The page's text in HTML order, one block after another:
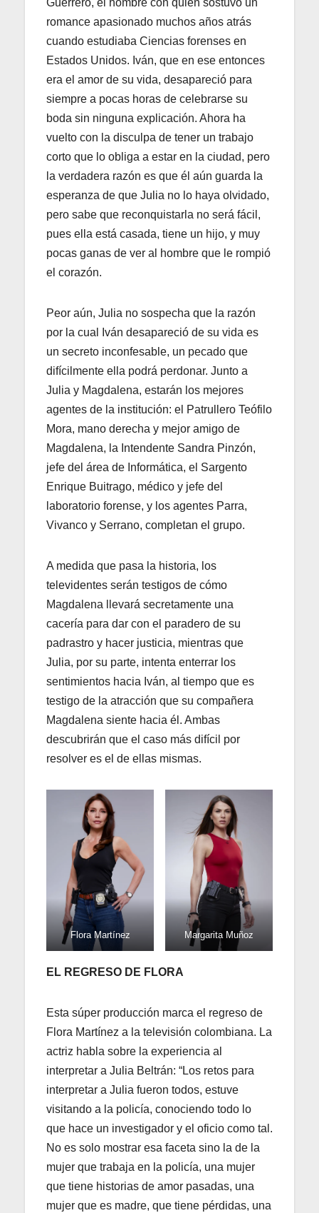
romance apasionado muchos años atrás
cuando estudiaba Ciencias forenses en
Estados Unidos. Iván, que en ese entonces
era el amor de su vida, desapareció para
siempre a pocas horas de celebrarse su
boda sin ninguna explicación. Ahora ha
vuelto con la disculpa de tener un trabajo
corto que lo obliga a estar en la ciudad, pero
la verdadera razón es que él aún guarda la
esperanza de que Julia no lo haya olvidado,
pero sabe que reconquistarla no será fácil,
pues ella está casada, tiene un hijo, y muy
pocas ganas de ver al hombre que le rompió
el corazón.
Peor aún, Julia no sospecha que la razón
por la cual Iván desapareció de su vida es
un secreto inconfesable, un pecado que
difícilmente ella podrá perdonar. Junto a
Julia y Magdalena, estarán los mejores
agentes de la institución: el Patrullero Teófilo
Mora, mano derecha y mejor amigo de
Magdalena, la Intendente Sandra Pinzón,
jefe del área de Informática, el Sargento
Enrique Buitrago, médico y jefe del
laboratorio forense, y los agentes Parra,
Vivanco y Serrano, completan el grupo.
A medida que pasa la historia, los
televidentes serán testigos de cómo
Magdalena llevará secretamente una
cacería para dar con el paradero de su
padrastro y hacer justicia, mientras que
Julia, por su parte, intenta enterrar los
sentimientos hacia Iván, al tiempo que es
testigo de la atracción que su compañera
Magdalena siente hacia él. Ambas
descubrirán que el caso más difícil por
resolver es el de ellas mismas.
Flora Martínez Margarita Muñoz
EL REGRESO DE FLORA
Esta súper producción marca el regreso de
Flora Martínez a la televisión colombiana. La
actriz habla sobre la experiencia al
interpretar a Julia Beltrán: “Los retos para
interpretar a Julia fueron todos, estuve
visitando a la policía, conociendo todo lo
que hace un investigador y el oficio como tal.
No es solo mostrar esa faceta sino la de la
mujer que trabaja en la policía, una mujer
que tiene historias de amor pasadas, una
mujer que es madre, que tiene pérdidas, una